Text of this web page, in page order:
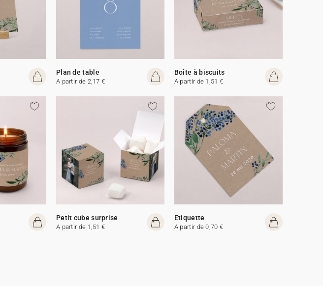
Plan de table
A partir de 2,17 €
Boîte à biscuits
A partir de 1,51 €
Petit cube surprise
A partir de 1,51 €
Etiquette
A partir de 0,70 €